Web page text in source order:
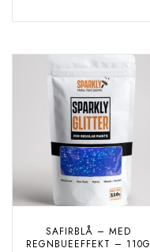
SAFIRBLÅ – MED
REGNBUEEFFEKT – 110G